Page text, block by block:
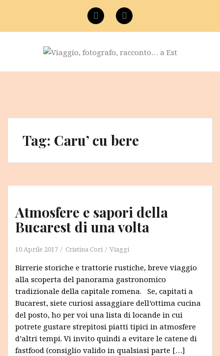
contenuto
FacebookInstagram
Tag: Caru’ cu bere
Atmosfere e sapori della
Bucarest di una volta
10 Aprile 2017 Cristina Cori Viaggi
Birrerie storiche e trattorie rustiche, breve viaggio
alla scoperta del panorama gastronomico
tradizionale della capitale romena. Se, capitati a
Bucarest, siete curiosi assaggiare dell’ottima cucina
del posto, ho per voi una lista di locande in cui
potrete gustare strepitosi piatti tipici in atmosfere
d’altri tempi. Vi invito quindi a evitare le catene di
fastfood (consiglio valido in qualsiasi parte […]